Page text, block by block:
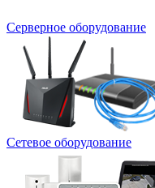
Серверное оборудование
Сетевое оборудование